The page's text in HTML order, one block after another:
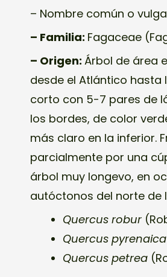
– Nombre común o
– Familia: Fagaceae
– Origen: Árbol de área
desde el Atlántico hasta
corto con 5-7 pares de
los bordes, de color
más claro en la inferior.
parcialmente por una
árbol muy longevo, en
autóctonos del norte de
Quercus robur
Quercus pyrenaica
Quercus petrea